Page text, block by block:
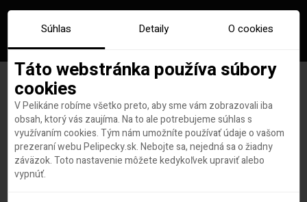
Značka:krstny otec new york
Súhlas Detaily O cookies
Táto webstránka používa súbory
cookies
V Pelikáne robíme všetko preto, aby sme vám zobrazovali iba
obsah, ktorý vás zaujíma. Na to ale potrebujeme súhlas s
využívaním cookies. Tým nám umožníte používať údaje o vašom
prezeraní webu Pelipecky.sk. Nebojte sa, nejedná sa o žiadny
záväzok. Toto nastavenie môžete kedykoľvek upraviť alebo
vypnúť.